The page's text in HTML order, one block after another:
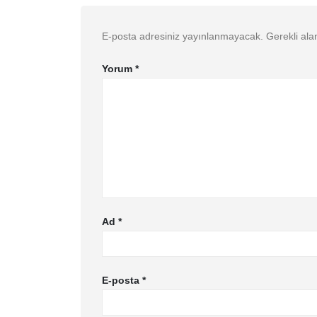
E-posta adresiniz yayınlanmayacak. Gerekli
Yorum *
Ad *
E-posta *